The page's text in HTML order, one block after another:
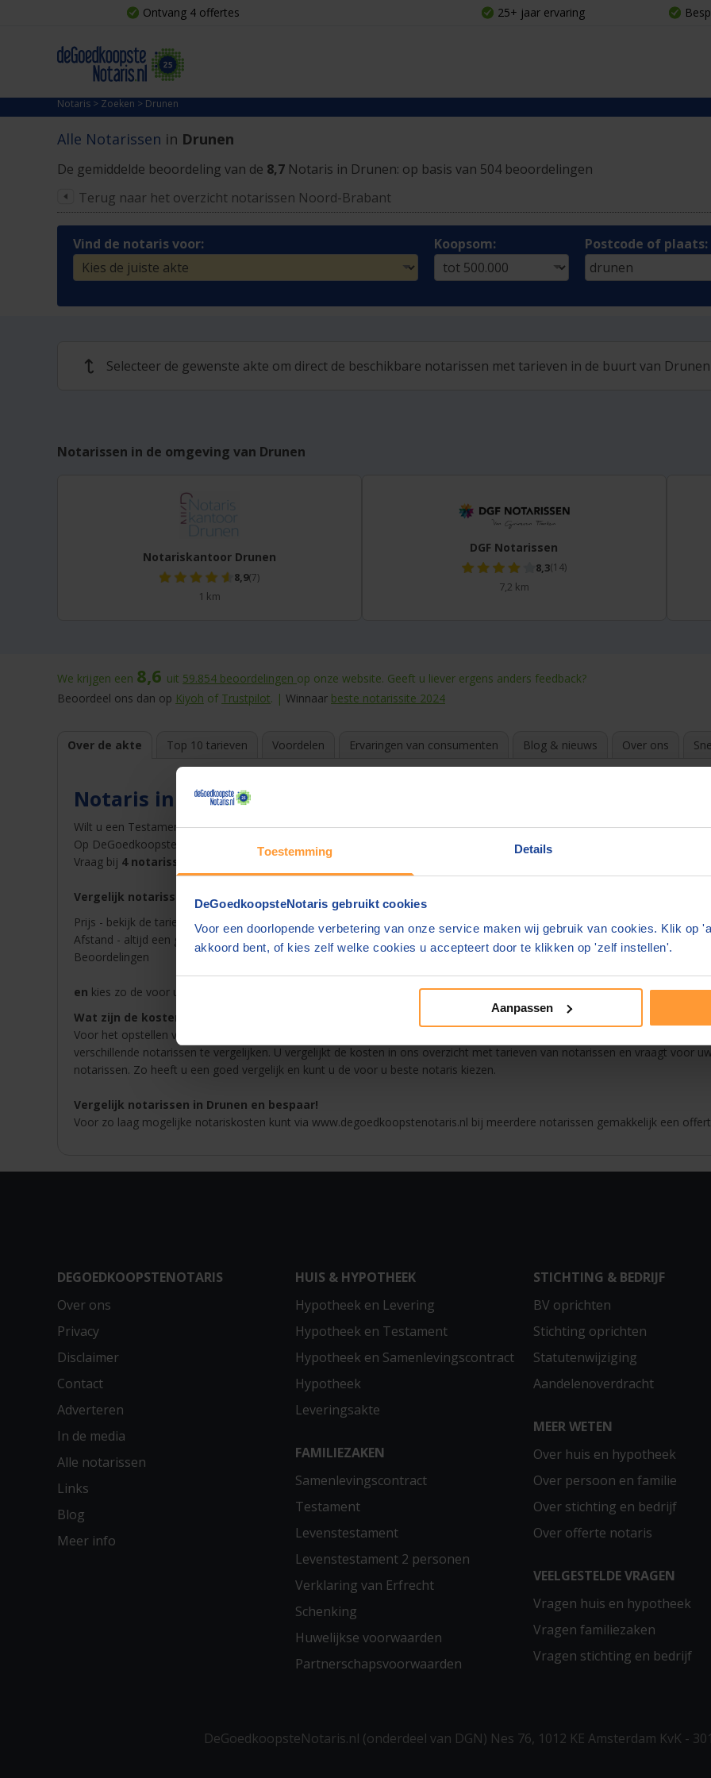
Toestemming Details
DeGoedkoopsteNotaris gebruikt cookies
Voor een doorlopende verbetering van onze service maken wij gebruik van cookies. Klik op
akkoord bent, of kies zelf welke cookies u accepteert door te klikken op 'zelf instellen'.
Aanpassen
Ontvang 4 offertes 25+ jaar ervaring
Notaris > Zoeken > Drunen
Alle Notarissen in Drunen
De gemiddelde beoordeling van de 8,7 Notaris in Drunen: op basis van 504 beoordelingen
Terug naar het overzicht notarissen Noord-Brabant
Vind de notaris voor: Koopsom: Postcode of plaats:
↩ Selecteer de gewenste akte om direct de beschikbare notarissen met tarieven in de buurt van
Notarissen in de omgeving van Drunen
Notariskantoor Drunen
8,9(7)
1 km
DGF Notarissen
8,3(14)
7,2 km
We krijgen een 8,6 uit 59.854 beoordelingen op onze website. Geeft u liever ergens anders feedback?
Beoordeel ons dan op Kiyoh of Trustpilot. | Winnaar beste notarissite 2024
Over de akte
Notaris in Drunen
Wilt u een Testament opstellen bij een notaris inDrunen?
Op DeGoedkoopsteNotaris.nl vindt u snel en gemakkelijk de beste en goedkoopste notaris. Door te vergelijken en gratis
Vraag bij 4 notarissen een offerte op en ontvang deze in uw mail.
Vergelijk notarissen in Drunen op
Prijs - bekijk de tarieven van de notaris in Drunen in ons overzicht
Afstand - altijd een goedkope notaris in de buurt van Drunen
Beoordelingen
en kies zo de voor u beste notaris in Drunen voor Testament
Wat zijn de kosten van een notaris in Drunen?
Voor het opstellen van een akte betaalt u notariskosten. De notaris mag zelf zijn tarieven bepalen. Deze kunnen enorm
verschillende notarissen te vergelijken. U vergelijkt de kosten in ons overzicht met tarieven van notarissen en vraagt voor
notarissen. Zo heeft u een goed vergelijk en kunt u de voor u beste notaris kiezen.
Vergelijk notarissen in Drunen en bespaar!
Voor zo laag mogelijke notariskosten kunt via www.degoedkoopstenotaris.nl bij meerdere notarissen gemakkelijk een
Top 10 tarieven Voordelen Ervaringen van consumenten Blog & nieuws Over ons
DEGOEDKOOPSTENOTARIS
Over ons
Privacy
Disclaimer
Contact
Adverteren
In de media
Alle notarissen
Links
Blog
Meer info
HUIS & HYPOTHEEK
Hypotheek en Levering
Hypotheek en Testament
Hypotheek en Samenlevingscontract
Hypotheek
Leveringsakte
FAMILIEZAKEN
Samenlevingscontract
Testament
Levenstestament
Levenstestament 2 personen
Verklaring van Erfrecht
Schenking
Huwelijkse voorwaarden
Partnerschapsvoorwaarden
STICHTING & BEDRIJF
BV oprichten
Stichting oprichten
Statutenwijziging
Aandelenoverdracht
MEER WETEN
Over huis en hypotheek
Over persoon en familie
Over stichting en bedrijf
Over offerte notaris
VEELGESTELDE VRAGEN
Vragen huis en hypotheek
Vragen familiezaken
Vragen stichting en bedrijf
DeGoedkoopsteNotaris.nl (onderdeel van DGN) Nes 76, 1012 KE Amsterdam KvK -